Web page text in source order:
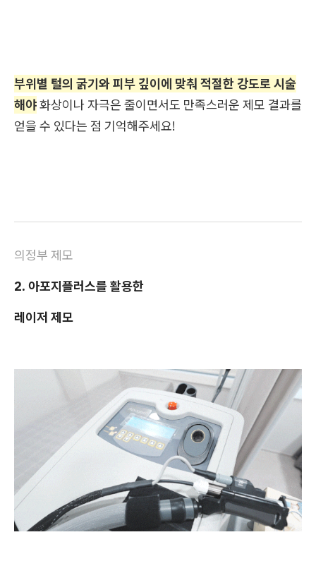
부위별 털의 굵기와 피부 깊이에 맞춰 적절한 강도로 시술
해야화상이나 자극은 줄이면서도 만족스러운 제모 결과를
얻을 수 있다는 점 기억해주세요!
의정부 제모
2. 아포지플러스를 활용한
레이저 제모